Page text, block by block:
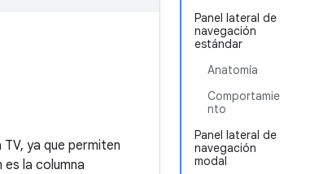
Panel lateral de
navegación
estándar
Anatomía
Comportamie
nto
Panel lateral de
navegación
modal
ya que permiten
la columna